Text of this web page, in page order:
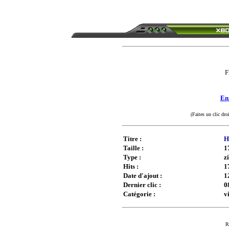
(Faites un clic
Titre :
Taille :
Type :
Hits :
Date d'ajout :
Dernier clic :
Catégorie :